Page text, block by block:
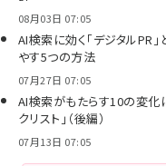
08月03日 07:05
AI検索に効く「デジタルPR
やす5つの方法
07月27日 07:05
AI検索がもたらす10の変化
クリスト」（後編）
07月13日 07:05